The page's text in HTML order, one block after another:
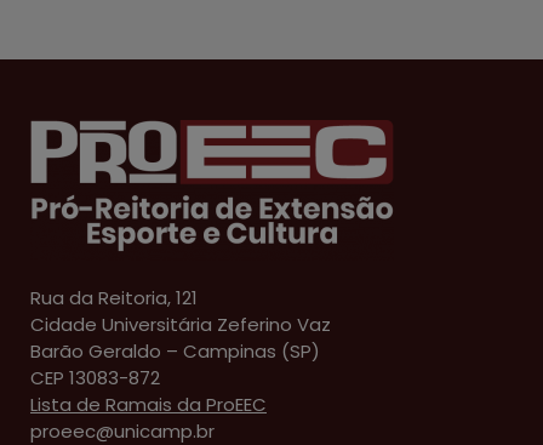
Rua da Reitoria, 121
Cidade Universitária Zeferino Vaz
Barão Geraldo – Campinas (SP)
CEP 13083-872
Lista de Ramais da ProEEC
proeec@unicamp.br